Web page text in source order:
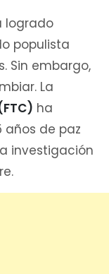
logrado
populista
Sin embargo,
La
ha
años de paz
investigación